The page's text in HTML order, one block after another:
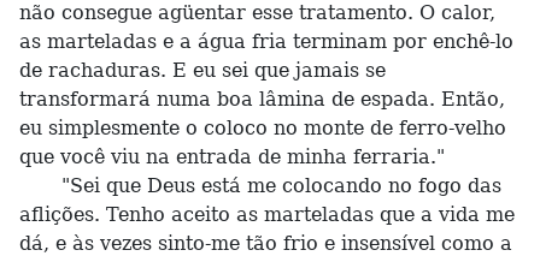
não consegue agüentar esse tratamento. O calor,
as marteladas e a água fria terminam por enchê-lo
de rachaduras. E eu sei que jamais se
transformará numa boa lâmina de espada. Então,
eu simplesmente o coloco no monte de ferro-velho
que você viu na entrada de minha ferraria."
"Sei que Deus está me colocando no fogo das
aflições. Tenho aceito as marteladas que a vida me
dá, e às vezes sinto-me tão frio e insensível como a